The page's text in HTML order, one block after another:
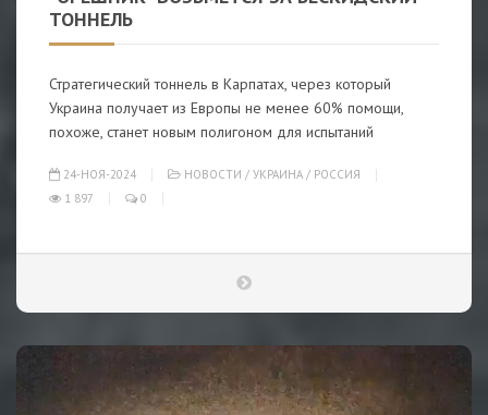
ТОННЕЛЬ
Стратегический тоннель в Карпатах, через который
Украина получает из Европы не менее 60% помощи,
похоже, станет новым полигоном для испытаний
24-НОЯ-2024 НОВОСТИ / УКРАИНА / РОССИЯ
1 897
0